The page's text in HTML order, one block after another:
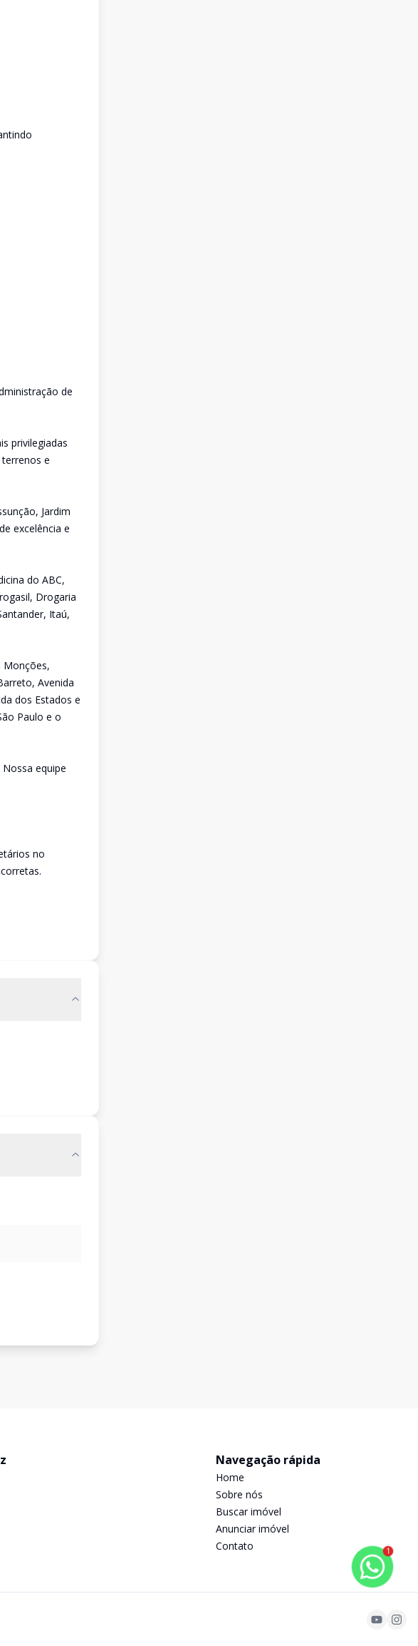
de
privilegiadas
e
Jardim
excelência e
do ABC,
Drogaria
Itaú,
Monções,
Avenida
dos Estados e
Paulo e o
equipe
no
Navegação rápida
Home
Sobre nós
Buscar imóvel
Anunciar imóvel
Contato
1